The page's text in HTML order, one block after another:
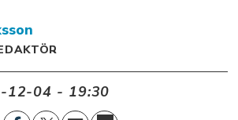
12-04 - 19:30